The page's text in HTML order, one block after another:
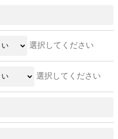
選択してください
選択してください